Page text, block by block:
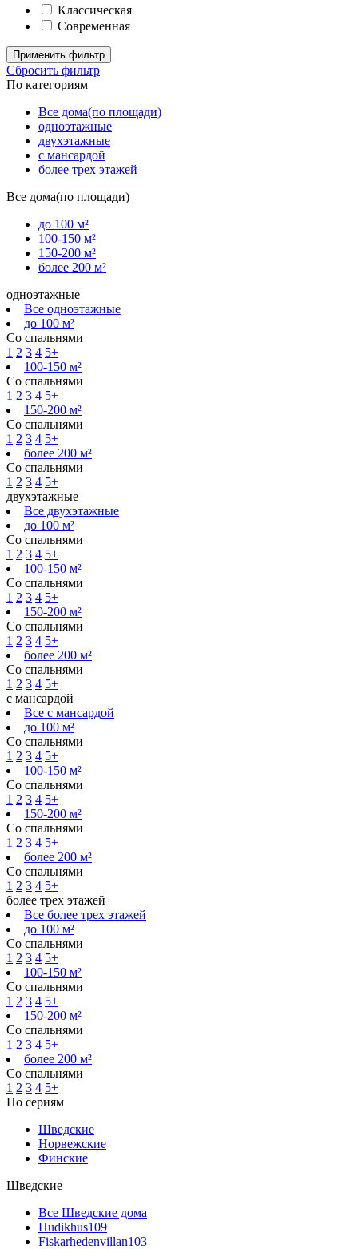
Классическая
Современная
Применить фильтр
Сбросить фильтр
По категориям
Все дома(по площади)
одноэтажные
двухэтажные
с мансардой
более трех этажей
Все дома(по площади)
до 100 м²
100-150 м²
150-200 м²
более 200 м²
одноэтажные
Все одноэтажные
до 100 м²
Со спальнями
1 2 3 4 5+
100-150 м²
Со спальнями
1 2 3 4 5+
150-200 м²
Со спальнями
1 2 3 4 5+
более 200 м²
Со спальнями
1 2 3 4 5+
двухэтажные
Все двухэтажные
до 100 м²
Со спальнями
1 2 3 4 5+
100-150 м²
Со спальнями
1 2 3 4 5+
150-200 м²
Со спальнями
1 2 3 4 5+
более 200 м²
Со спальнями
1 2 3 4 5+
с мансардой
Все с мансардой
до 100 м²
Со спальнями
1 2 3 4 5+
100-150 м²
Со спальнями
1 2 3 4 5+
150-200 м²
Со спальнями
1 2 3 4 5+
более 200 м²
Со спальнями
1 2 3 4 5+
более трех этажей
Все более трех этажей
до 100 м²
Со спальнями
1 2 3 4 5+
100-150 м²
Со спальнями
1 2 3 4 5+
150-200 м²
Со спальнями
1 2 3 4 5+
более 200 м²
Со спальнями
1 2 3 4 5+
По сериям
Шведские
Норвежские
Финские
Шведские
Все Шведские дома
Hudikhus109
Fiskarhedenvillan103